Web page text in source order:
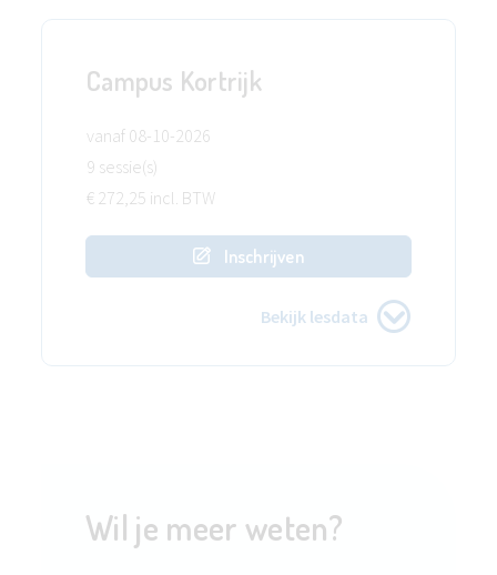
Campus Kortrijk
vanaf 08-10-2026
9 sessie(s)
€ 272,25 incl. BTW
Inschrijven
Bekijk lesdata
Wil je meer weten?